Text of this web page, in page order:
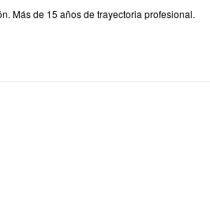
Más de 15 años de trayectoria profesional.